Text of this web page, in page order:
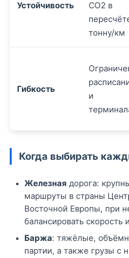
Устойчивость
CO2 в
тонну/км
Гибкость
и
Когда выбирать
Железная дорога:
маршруты в страны
Восточной Европы, при
балансировать скорость
Баржа: тяжёлые,
партии, а также грузы с